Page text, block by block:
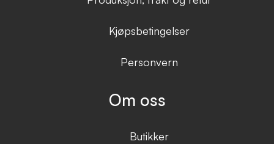
Kjøpsbetingelser
Personvern
Om oss
Butikker